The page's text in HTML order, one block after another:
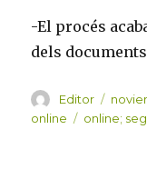
-El procés
dels
Autor
Editor
el
online
Etiquetas
online;